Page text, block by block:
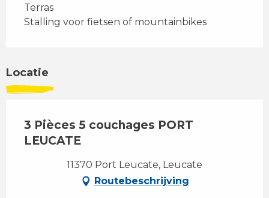
Terras
Stalling voor fietsen of mountainbikes
Locatie
3 Pièces 5 couchages PORT
LEUCATE
11370 Port Leucate, Leucate
Routebeschrijving